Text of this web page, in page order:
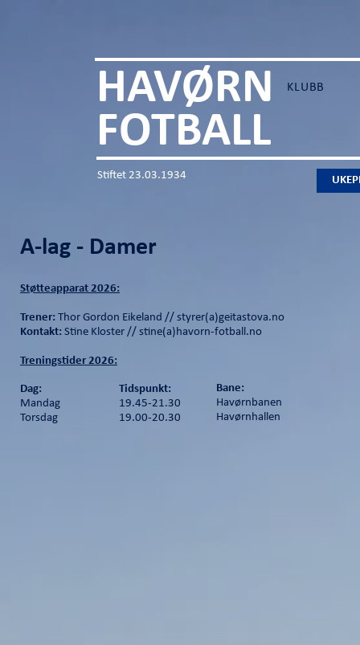
HAVØRN
FOTBALL
KLUBB
Stiftet 23.03.1934
A-lag - Damer
Støtteapparat 2026:
Trener: Thor Gordon Eikeland // styrer(a)geitastova.no
Kontakt: Stine Kloster // stine(a)havorn-fotball.no
Treningstider 2026:
Dag:
Mandag
Torsdag
Tidspunkt:
19.45-21.30
19.00-20.30
Bane:
Havørnbanen
Havørnhallen